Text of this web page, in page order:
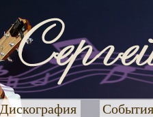
Дискография